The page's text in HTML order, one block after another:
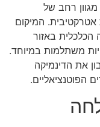
רחב של
המיקום
הכלכלית באזור
משתלמות במיוחד.
את הדינמיקה
הפוטנציאליים.